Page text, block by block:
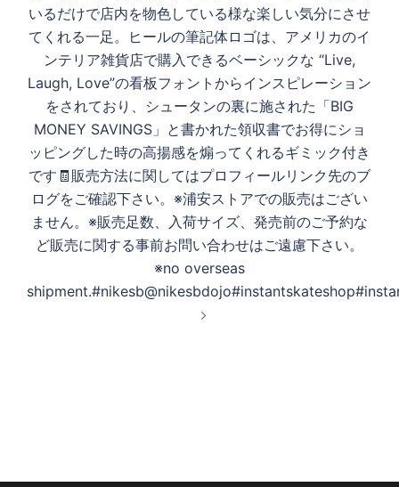
いるだけで店内を物色している様な楽しい気分にさせ
てくれる一足。ヒールの筆記体ロゴは、アメリカのイ
ンテリア雑貨店で購入できるベーシックな “Live,
Laugh, Love”の看板フォントからインスピレーション
をされており、シュータンの裏に施された「BIG
MONEY SAVINGS」と書かれた領収書でお得にショ
ッピングした時の高揚感を煽ってくれるギミック付き
です🧾販売方法に関してはプロフィールリンク先のブ
ログをご確認下さい。※浦安ストアでの販売はござい
ません。※販売足数、入荷サイズ、発売前のご予約な
ど販売に関する事前お問い合わせはご遠慮下さい。
※no overseas